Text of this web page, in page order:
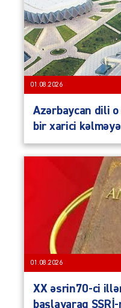
01.08.2026
Azərbaycan dili
bir xarici
01.08.2026
XX əsrin70-ci
başlayaraq